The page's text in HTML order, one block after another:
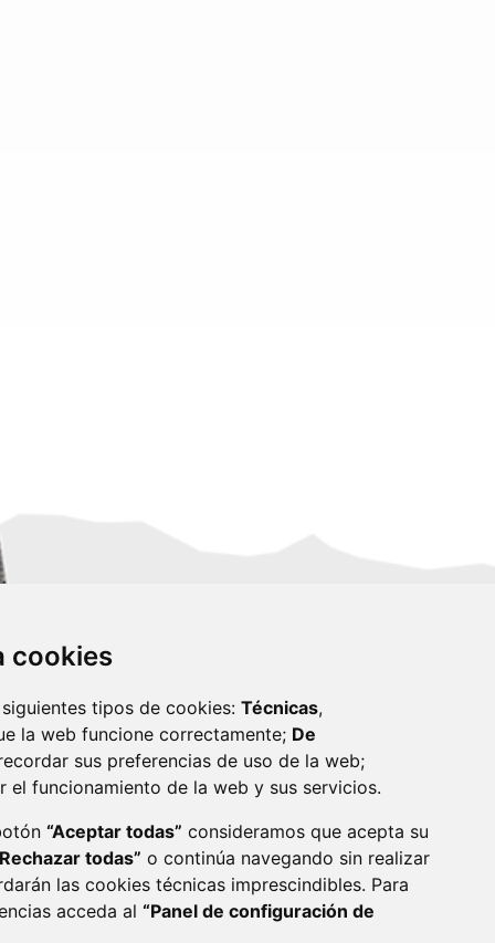
cookies
tipos de cookies: Técnicas,
la web funcione correctamente; De
sus preferencias de uso de la web;
el funcionamiento de la web y sus servicios.
“Aceptar todas” consideramos que acepta su
todas” o continúa navegando sin realizar
las cookies técnicas imprescindibles. Para
acceda al “Panel de configuración de
monzon.es
DE COOKIES
ACCESIBILIDAD